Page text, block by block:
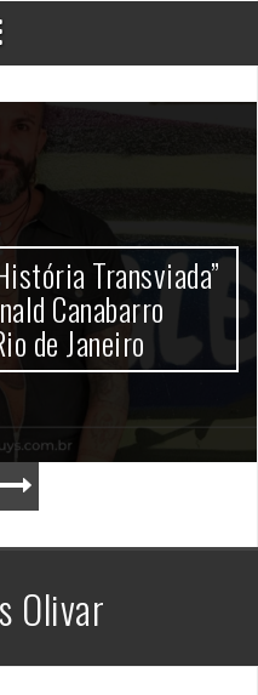
Transviada”
Canabarro
de Janeiro
Olivar